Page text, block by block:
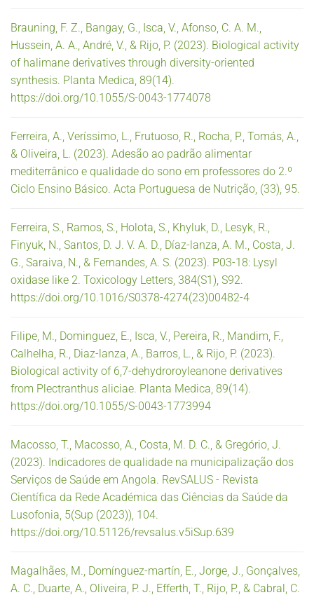
Brauning, F. Z., Bangay, G., Isca, V., Afonso, C. A. M.,
Hussein, A. A., André, V., & Rijo, P. (2023). Biological activity
of halimane derivatives through diversity-oriented
synthesis. Planta Medica, 89(14).
https://doi.org/10.1055/S-0043-1774078
Ferreira, A., Veríssimo, L., Frutuoso, R., Rocha, P., Tomás, A.,
& Oliveira, L. (2023). Adesão ao padrão alimentar
mediterrânico e qualidade do sono em professores do 2.º
Ciclo Ensino Básico. Acta Portuguesa de Nutrição, (33), 95.
Ferreira, S., Ramos, S., Holota, S., Khyluk, D., Lesyk, R.,
Finyuk, N., Santos, D. J. V. A. D., Díaz-lanza, A. M., Costa, J.
G., Saraiva, N., & Fernandes, A. S. (2023). P03-18: Lysyl
oxidase like 2. Toxicology Letters, 384(S1), S92.
https://doi.org/10.1016/S0378-4274(23)00482-4
Filipe, M., Dominguez, E., Isca, V., Pereira, R., Mandim, F.,
Calhelha, R., Diaz-lanza, A., Barros, L., & Rijo, P. (2023).
Biological activity of 6,7-dehydroroyleanone derivatives
from Plectranthus aliciae. Planta Medica, 89(14).
https://doi.org/10.1055/S-0043-1773994
Macosso, T., Macosso, A., Costa, M. D. C., & Gregório, J.
(2023). Indicadores de qualidade na municipalização dos
Serviços de Saúde em Angola. RevSALUS - Revista
Científica da Rede Académica das Ciências da Saúde da
Lusofonia, 5(Sup (2023)), 104.
https://doi.org/10.51126/revsalus.v5iSup.639
Magalhães, M., Domínguez-martín, E., Jorge, J., Gonçalves,
A. C., Duarte, A., Oliveira, P. J., Efferth, T., Rijo, P., & Cabral, C.